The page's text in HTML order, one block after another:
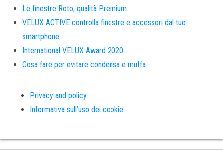
Le finestre Roto, qualità Premium.
VELUX ACTIVE controlla finestre e accessori dal tuo
smartphone
International VELUX Award 2020
Cosa fare per evitare condensa e muffa
Privacy and policy
Informativa sull’uso dei cookie